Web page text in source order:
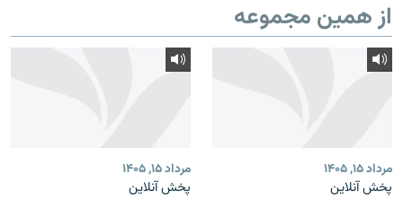
از همین مجموعه
مرداد ۱۵, ۱۴۰۵
پخش آنلاین
مرداد ۱۵, ۱۴۰۵
پخش آنلاین